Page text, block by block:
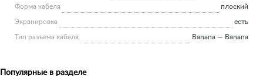
Форма кабеля плоский
Экранировка есть
Тип разъема кабеля Banana — Banana
Популярные в разделе